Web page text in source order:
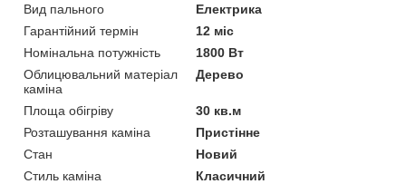
Вид пального
Електрика
Гарантійний термін
12 міс
Номінальна потужність
1800 Вт
Облицювальний матеріал
каміна
Дерево
Площа обігріву
30 кв.м
Розташування каміна
Пристінне
Стан
Новий
Стиль каміна
Класичний